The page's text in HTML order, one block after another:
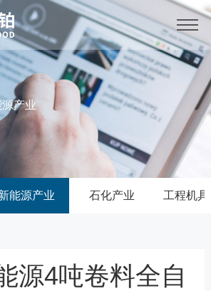
产业
能源产业 石化产业 工程机
源4吨卷料全自